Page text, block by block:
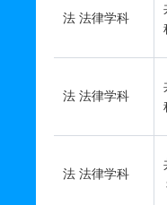
法 法律学科
法 法律学科
法 法律学科